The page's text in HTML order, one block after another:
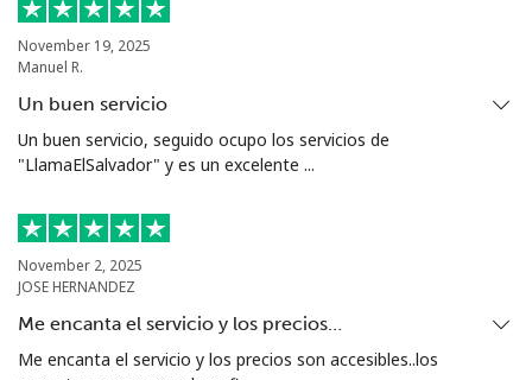
Celular ⁦93.9¢⁩
Línea fija ⁦4.5¢⁩ 222 min por ⁦€10⁩
Turkmenistan
Línea fija ⁦26.9¢⁩ 37 min por ⁦€10⁩
November 19, 2025
Manuel R.
Un buen servicio
Un buen servicio, seguido ocupo los servicios de
"LlamaElSalvador" y es un excelente ...
November 2, 2025
JOSE HERNANDEZ
Me encanta el servicio y los precios…
Me encanta el servicio y los precios son accesibles..los